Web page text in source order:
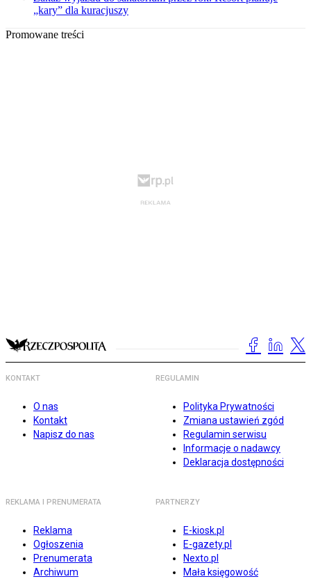
„kary” dla kuracjuszy
Promowane treści
KONTAKT
O nas
Kontakt
Napisz do nas
REGULAMIN
Polityka Prywatności
Zmiana ustawień zgód
Regulamin serwisu
Informacje o nadawcy
Deklaracja dostępności
REKLAMA I PRENUMERATA
Reklama
Ogłoszenia
Prenumerata
Archiwum
PARTNERZY
E-kiosk.pl
E-gazety.pl
Nexto.pl
Mała księgowość